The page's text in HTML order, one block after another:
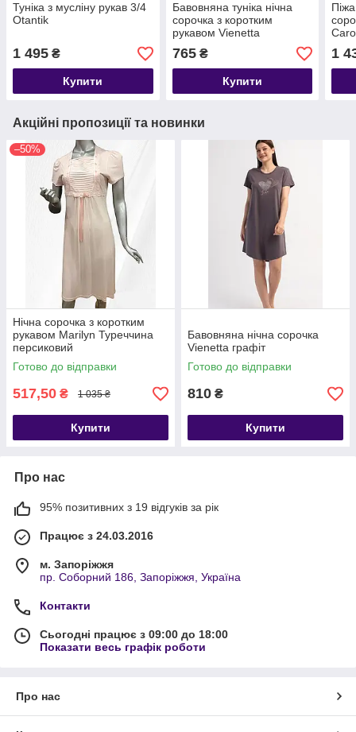
Туніка з мусліну рукав 3/4
Otantik
1 495 ₴
Купити
Бавовняна туніка нічна
сорочка з коротким
рукавом Vienetta
765₴
Купити
1
Акційні пропозиції та новинки
–50%
Нічна сорочка з коротким
рукавом Marilyn Туреччина
персиковий
Готово до відправки
517,50 ₴ 1 035 ₴
Купити
Бавовняна нічна сорочка
Vienetta графіт
Готово до відправки
810 ₴
Купити
Про нас
95% позитивних з 19 відгуків за рік
Працює з 24.03.2016
м. Запоріжжя
пр. Соборний 186, Запоріжжя, Україна
Контакти
Сьогодні працює з 09:00 до 18:00
Показати весь графік роботи
Про нас